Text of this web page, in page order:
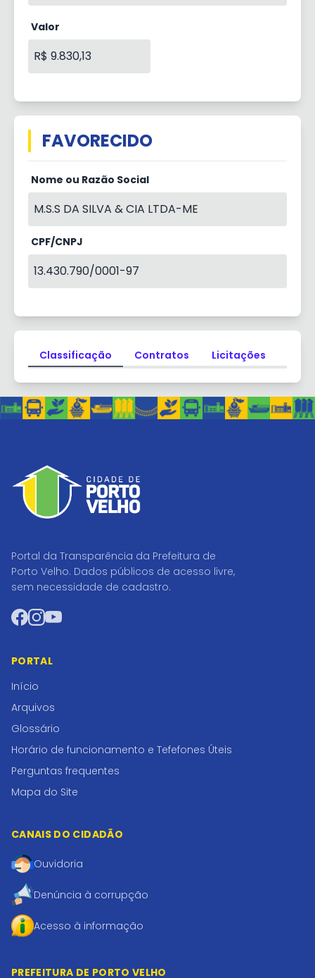
Valor
R$ 9.830,13
FAVORECIDO
Nome ou Razão Social
M.S.S DA SILVA & CIA LTDA-ME
CPF/CNPJ
13.430.790/0001-97
Classificação Contratos Licitações
Portal da Transparência da Prefeitura de
Porto Velho. Dados públicos de acesso livre,
sem necessidade de cadastro.
Facebook
Instagram
YouTube
PORTAL
Início
Arquivos
Glossário
Horário de funcionamento e Tefefones Úteis
Perguntas frequentes
Mapa do Site
CANAIS DO CIDADÃO
Ouvidoria
Denúncia à corrupção
Acesso à informação
PREFEITURA DE PORTO VELHO